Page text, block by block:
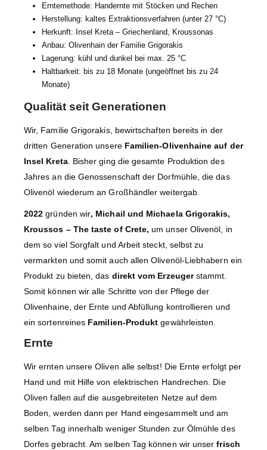
Erntemethode: Handernte mit Stöcken und Rechen
Herstellung: kaltes Extraktionsverfahren (unter 27 °C)
Herkunft: Insel Kreta – Griechenland, Kroussonas
Anbau: Olivenhain der Familie Grigorakis
Lagerung: kühl und dunkel bei max. 25 °C
Haltbarkeit: bis zu 18 Monate (ungeöffnet bis zu 24
Monate)
Qualität seit Generationen
Wir, Familie Grigorakis, bewirtschaften bereits in der
dritten Generation unsere Familien-Olivenhaine auf der
Insel Kreta. Bisher ging die gesamte Produktion des
Jahres an die Genossenschaft der Dorfmühle, die das
Olivenöl wiederum an Großhändler weitergab.
2022gründen wir, Michail und Michaela Grigorakis,
Kroussos – The taste of Crete, um unser Olivenöl, in
dem so viel Sorgfalt und Arbeit steckt, selbst zu
vermarkten und somit auch allen Olivenöl-Liebhabern ein
Produkt zu bieten, das direkt vom Erzeugerstammt.
Somit können wir alle Schritte von der Pflege der
Olivenhaine, der Ernte und Abfüllung kontrollieren und
ein sortenreines Familien-Produkt gewährleisten.
Ernte
Wir ernten unsere Oliven alle selbst! Die Ernte erfolgt per
Hand und mit Hilfe von elektrischen Handrechen. Die
Oliven fallen auf die ausgebreiteten Netze auf dem
Boden, werden dann per Hand eingesammelt und am
selben Tag innerhalb weniger Stunden zur Ölmühle des
Dorfes gebracht. Am selben Tag können wir unserfrisch